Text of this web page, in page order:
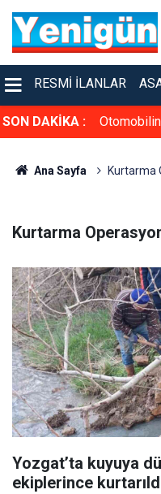
RESMI İLANLAR
SON DAKİKA : Otomobilin
Ana Sayfa Kurtarma
Kurtarma
Yozgat’ta kuyuya
ekiplerince